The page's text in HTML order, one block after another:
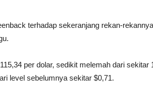
terhadap sekeranjang rekan-
per dolar, sedikit melemah dari sekitar
level sebelumnya sekitar $0,71.